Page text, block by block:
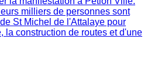
milliers de personnes sont
St Michel de l'Attalaye pour
la construction de routes et d'une